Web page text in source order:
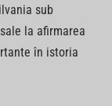
sub
la afirmarea
în istoria